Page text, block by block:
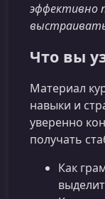
эффективно
Что вы
Материал
навыки и
уверенно
получать
Как